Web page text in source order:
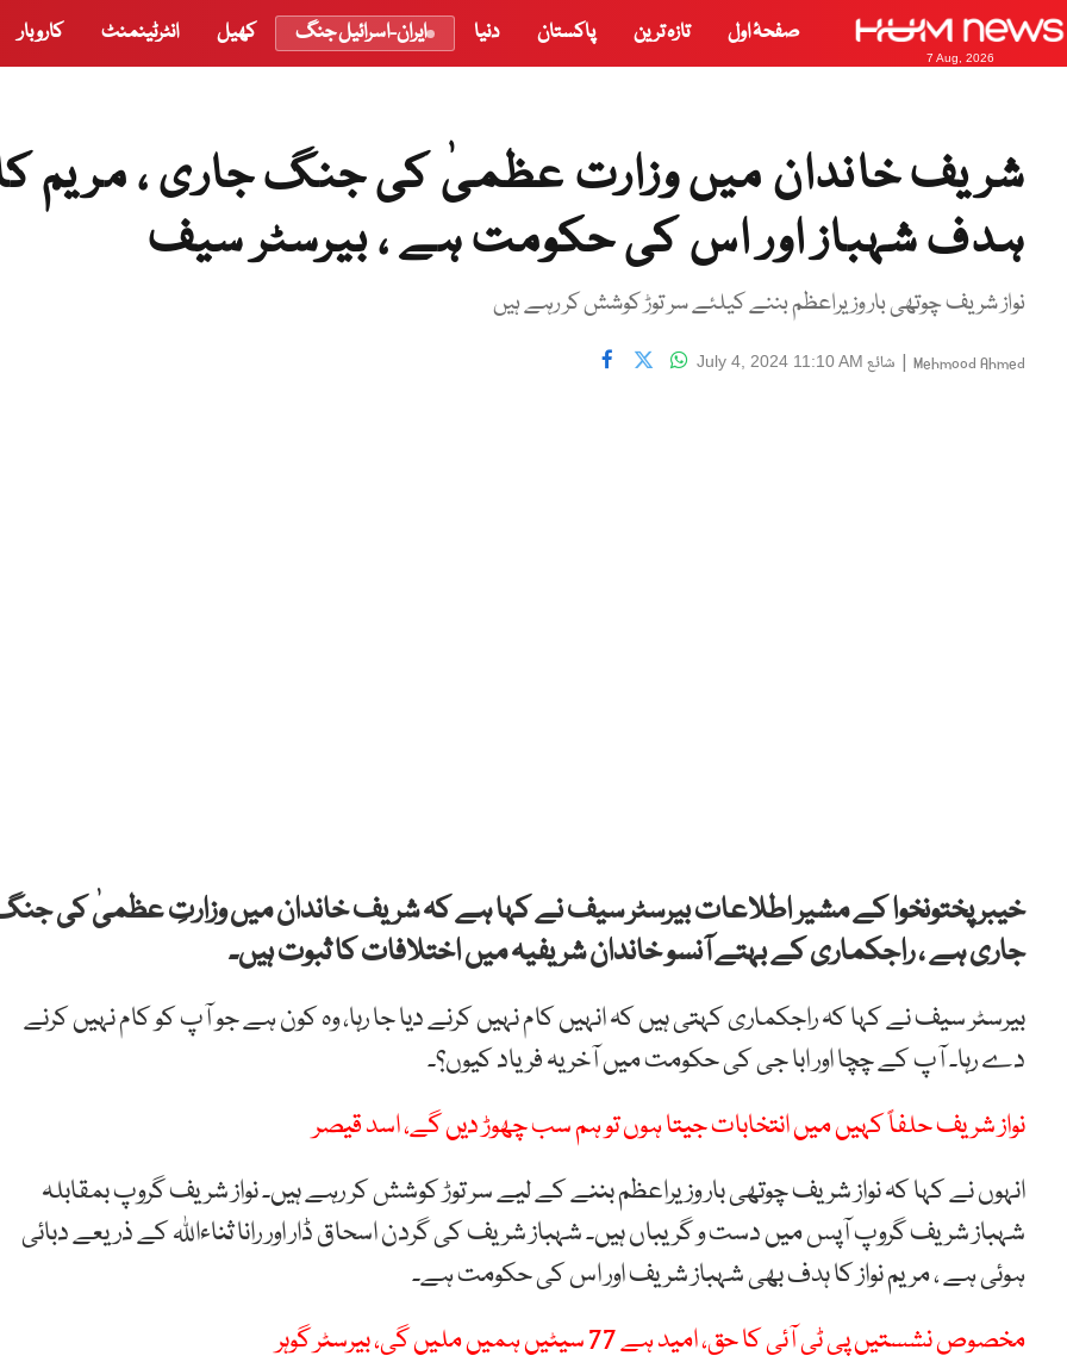
7 Aug, 2026
صفحۂ اول تازہ ترین پاکستان دنیا ایران-اسرائیل جنگ کھیل انٹرٹینمنٹ کاروبار
شریف خاندان میں وزارت عظمیٰ کی جنگ جاری ، مریم
ہدف شہباز اور اس کی حکومت ہے ، بیرسٹر سیف
نواز شریف چوتھی بار وزیراعظم بننے کیلئے سر توڑ کوشش کر رہے ہیں
Mehmood Ahmed
| شائع July 4, 2024 11:10 AM
خیبر پختونخوا کےمشیر اطلاعات بیرسٹر سیف نے کہا ہے کہ شریف خاندان میں وزارتِ عظمیٰ کی
جاری ہے ، راجکماری کے بہتے آنسو خاندان شریفیہ میں اختلافات کا ثبوت ہیں۔
بیرسٹر سیف نے کہا کہ راجکماری کہتی ہیں کہ انہیں کام نہیں کرنے دیا جا رہا، وہ کون ہے جو آپ کو کام نہیں کرنے
دے رہا۔ آپ کے چچا اور ابا جی کی حکومت میں آخر یہ فریاد کیوں؟۔
نواز شریف حلفاً کہیں میں انتخابات جیتا ہوں تو ہم سب چھوڑ دیں گے، اسد قیصر
انہوں نے کہا کہ نواز شریف چوتھی بار وزیراعظم بننے کے لیے سر توڑ کوشش کر رہے ہیں۔ نواز شریف گروپ بمقابلہ
شہباز شریف گروپ آپس میں دست و گریباں ہیں۔ شہباز شریف کی گردن اسحاق ڈار اور رانا ثناءاللہ کے ذریعے دبائی
ہوئی ہے ، مریم نواز کا ہدف بھی شہباز شریف اور اس کی حکومت ہے۔
مخصوص نشستیں پی ٹی آئی کا حق، امید ہے 77 سیٹیں ہمیں ملیں گی، بیرسٹر گوہر